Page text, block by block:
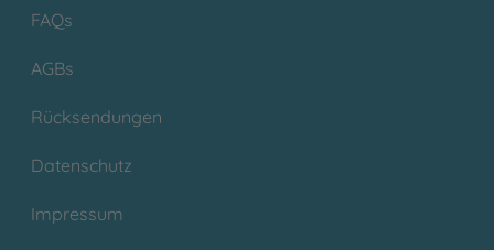
FAQs
AGBs
Rücksendungen
Datenschutz
Impressum